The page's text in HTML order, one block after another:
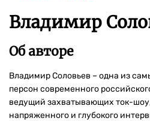
Владимир
Об авторе
Владимир Соловьев – одна из
персон современного
ведущий захватывающих ток-
напряженного и глубокого